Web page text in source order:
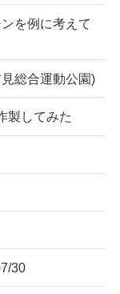
を例に考えて
総合運動公園)
製してみた
30